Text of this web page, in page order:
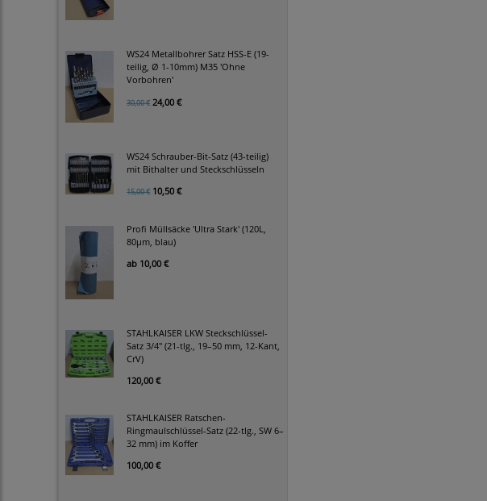
WS24 Metallbohrer Satz HSS-E (19-
teilig, Ø 1-10mm) M35 'Ohne
Vorbohren'
30,00 € 24,00 €
WS24 Schrauber-Bit-Satz (43-teilig)
mit Bithalter und Steckschlüsseln
15,00 € 10,50 €
Profi Müllsäcke 'Ultra Stark' (120L,
80µm, blau)
ab 10,00 €
STAHLKAISER LKW Steckschlüssel-
Satz 3/4" (21-tlg., 19–50 mm, 12-Kant,
CrV)
120,00 €
STAHLKAISER Ratschen-
Ringmaulschlüssel-Satz (22-tlg., SW 6–
32 mm) im Koffer
100,00 €